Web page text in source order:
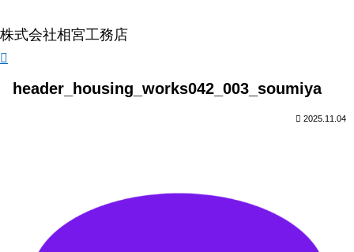
株式会社相宮工務店
header_housing_works042_003_soumiya
2025.11.04